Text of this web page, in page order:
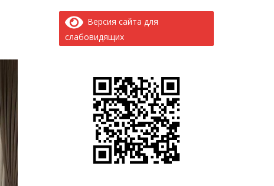
Версия сайта для
слабовидящих